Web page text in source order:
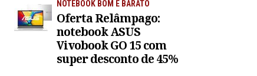
NOTEBOOK BOM E BARATO
Oferta Relâmpago:
notebook ASUS
Vivobook GO 15 com
super desconto de 45%